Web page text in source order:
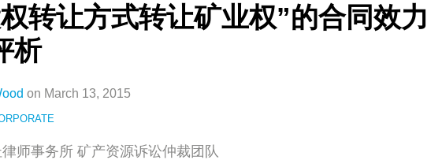
转让方式转让矿业权”的合同效力
析
on March 13, 2015
师事务所 矿产资源诉讼仲裁团队